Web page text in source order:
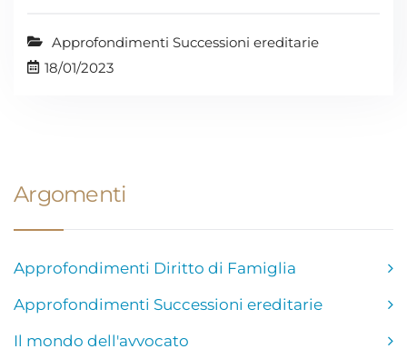
Approfondimenti Successioni ereditarie
18/01/2023
Argomenti
Approfondimenti Diritto di Famiglia
Approfondimenti Successioni ereditarie
Il mondo dell'avvocato